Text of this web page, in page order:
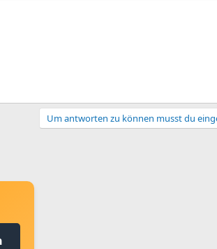
Um antworten zu können musst du